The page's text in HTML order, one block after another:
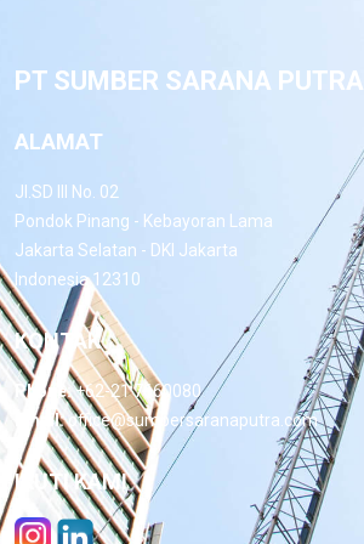
PT SUMBER SARANA PUTRA
ALAMAT
Jl.SD III No. 02
Pondok Pinang - Kebayoran Lama
Jakarta Selatan - DKI Jakarta
Indonesia 12310
KONTAK
Phone: +62-21 7660080
Email:office@sumbersaranaputra.com
IKUTI KAMI